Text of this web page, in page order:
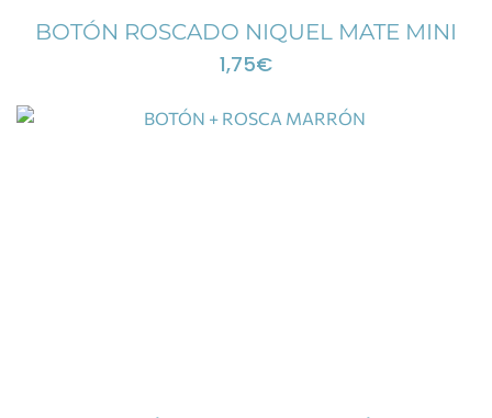
BOTÓN ROSCADO NIQUEL MATE MINI
1,75€